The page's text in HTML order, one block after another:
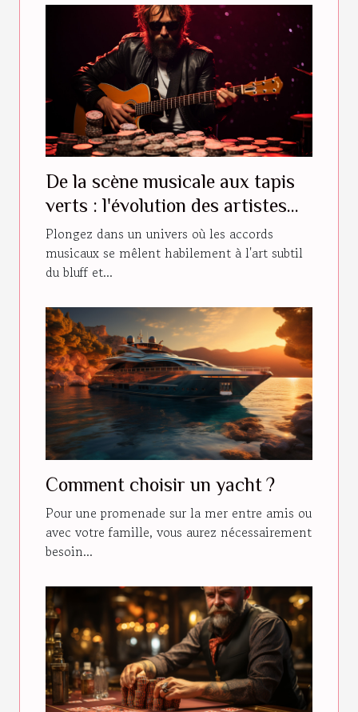
De la scène musicale aux tapis
verts : l'évolution des artistes
vers le monde du poker
professionnel
Plongez dans un univers où les accords
musicaux se mêlent habilement à l'art subtil
du bluff et...
Comment choisir un yacht ?
Pour une promenade sur la mer entre amis ou
avec votre famille, vous aurez nécessairement
besoin...